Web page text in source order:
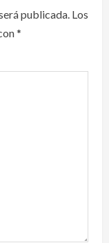
publicada. Los
*